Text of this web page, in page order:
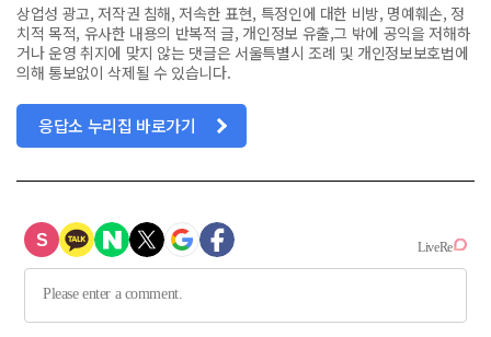
상업성 광고, 저작권 침해, 저속한 표현, 특정인에 대한 비방, 명예훼손, 정
치적 목적, 유사한 내용의 반복적 글, 개인정보 유출,그 밖에 공익을 저해하
거나 운영 취지에 맞지 않는 댓글은 서울특별시 조례 및 개인정보보호법에
의해 통보없이 삭제될 수 있습니다.
응답소 누리집 바로가기